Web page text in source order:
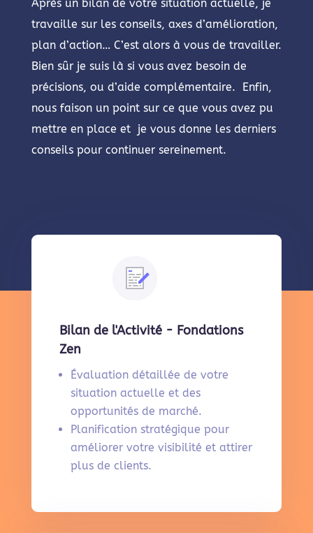
Après un bilan de votre situation actuelle, je
travaille sur les conseils, axes d’amélioration,
plan d’action… C’est alors à vous de travailler.
Bien sûr je suis là si vous avez besoin de
précisions, ou d’aide complémentaire. Enfin,
nous faison un point sur ce que vous avez pu
mettre en place et je vous donne les derniers
conseils pour continuer sereinement.
Bilan de l'Activité - Fondations
Zen
Évaluation détaillée de votre
situation actuelle et des
opportunités de marché.
Planification stratégique pour
améliorer votre visibilité et attirer
plus de clients.